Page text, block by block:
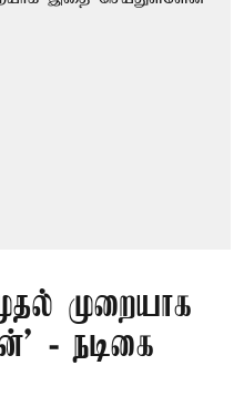
முறையாக
- நடிகை